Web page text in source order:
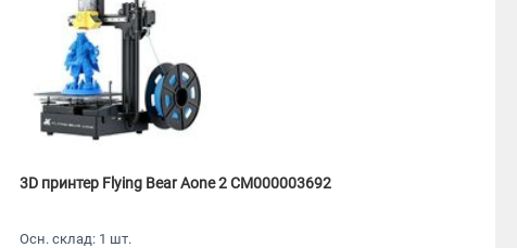
3D принтер Flying Bear Aone 2 CM000003692
Осн. склад: 1 шт.